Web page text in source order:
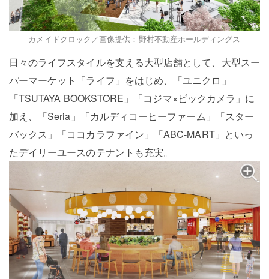
カメイドクロック／画像提供：野村不動産ホールディングス
日々のライフスタイルを支える大型店舗として、大型スー
パーマーケット「ライフ」をはじめ、「ユニクロ」
「TSUTAYA BOOKSTORE」「コジマ×ビックカメラ」に
加え、「Seria」「カルディコーヒーファーム」「スター
バックス」「ココカラファイン」「ABC-MART」といっ
たデイリーユースのテナントも充実。